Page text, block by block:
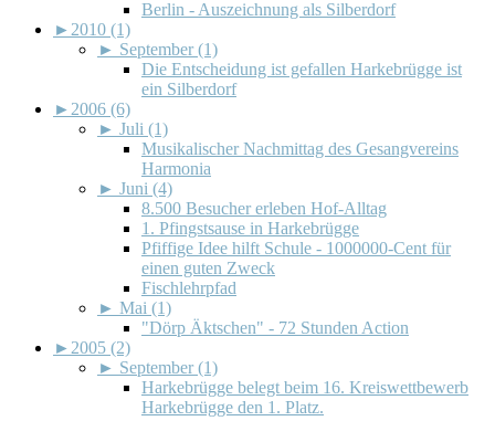
Berlin - Auszeichnung als Silberdorf
► 2010 (1)
► September (1)
Die Entscheidung ist gefallen Harkebrügge ist
ein Silberdorf
► 2006 (6)
► Juli (1)
Musikalischer Nachmittag des Gesangvereins
Harmonia
► Juni (4)
8.500 Besucher erleben Hof-Alltag
1. Pfingstsause in Harkebrügge
Pfiffige Idee hilft Schule - 1000000-Cent für
einen guten Zweck
Fischlehrpfad
► Mai (1)
"Dörp Äktschen" - 72 Stunden Action
► 2005 (2)
► September (1)
Harkebrügge belegt beim 16. Kreiswettbewerb
Harkebrügge den 1. Platz.